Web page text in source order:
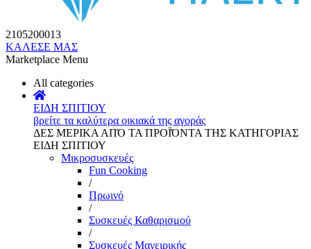
2105200013
ΚΑΛΕΣΕ ΜΑΣ
Marketplace Menu
All categories
ΕΙΔΗ ΣΠΙΤΙΟΥ
βρείτε τα καλύτερα οικιακά της αγοράς
ΔΕΣ ΜΕΡΙΚΑ ΑΠΌ ΤΑ ΠΡΟΪΌΝΤΑ ΤΗΣ ΚΑΤΗΓΟΡΙΑΣ
ΕΙΔΗ ΣΠΙΤΙΟΥ
Μικροσυσκευές
Fun Cooking
/
Πρωινό
/
Συσκευές Καθαρισμού
/
Συσκευές Μαγειρικής